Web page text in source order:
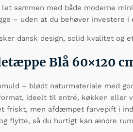
sammen med både moderne
– uden at du behøver investere
dansk design, solid kvalitet
Blå 60×120
– blødt naturmateriale med
ideelt til entré, køkken eller
friskt, men afdæmpet farvepift i
flytte, så du hurtigt kan ændre